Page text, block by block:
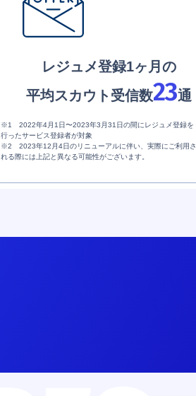
レジュメ登録1ヶ月の
平均スカウト受信数23通
※1 2022年4月1日〜2023年3月31日の間にレジュメ登録を
行ったサービス登録者が対象
※2 2023年12月4日のリニューアルに伴い、実際にご利用さ
れる際には上記と異なる可能性がございます。